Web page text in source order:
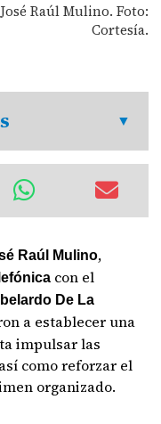
Raúl Mulino. Foto:
Cortesía.
Raúl Mulino,
con el
De La
a establecer una
impulsar las
como reforzar el
organizado.